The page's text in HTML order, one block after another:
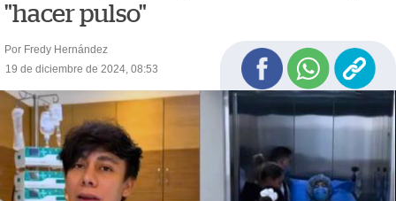
"hacer pulso"
Por Fredy Hernández
19 de diciembre de 2024, 08:53